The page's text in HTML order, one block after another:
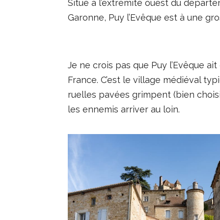
Situé à l’extrémité ouest du
Garonne, Puy l’Evêque est à une
Je ne crois pas que Puy l’Evêque
France. C’est le village médiéval
ruelles pavées grimpent (bien
les ennemis arriver au loin.